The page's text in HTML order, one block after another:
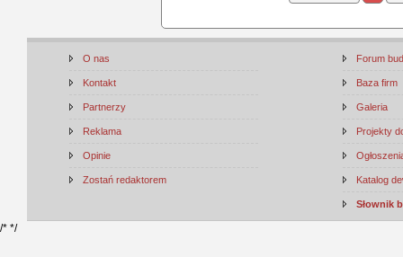
O nas
Kontakt
Partnerzy
Reklama
Opinie
Zostań redaktorem
Forum
Baza firm
Galeria
Projekty
Katalog
Słownik
/* */